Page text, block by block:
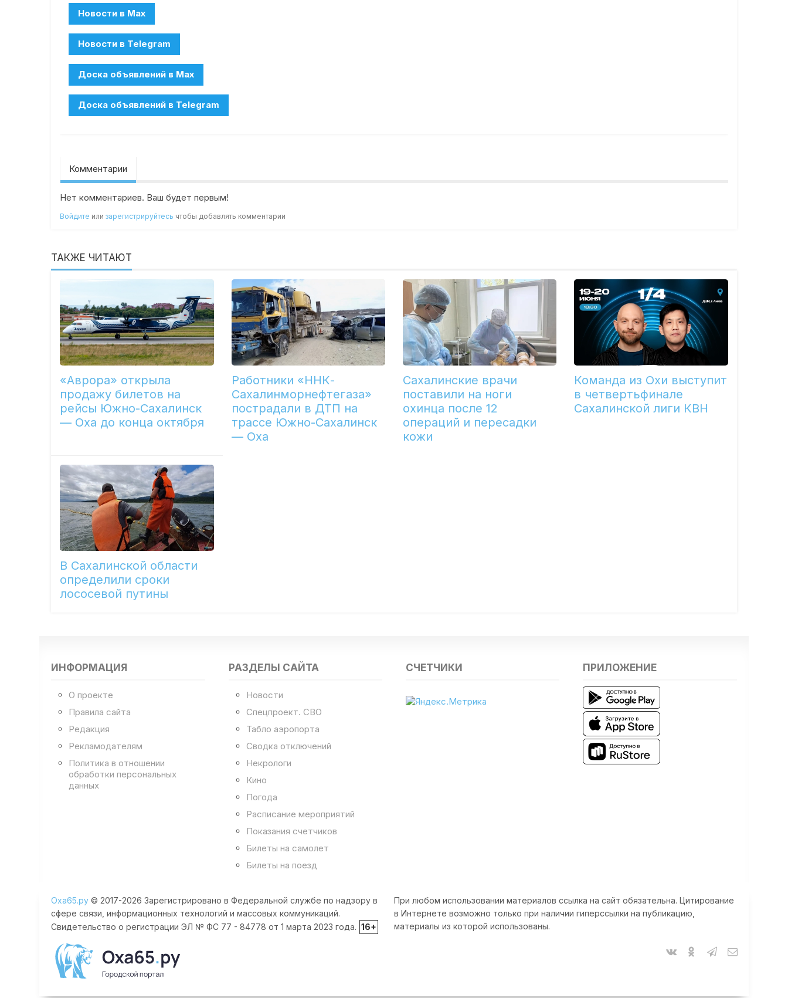
Комментарии
Нет комментариев. Ваш будет первым!
Войдите илизарегистрируйтесь чтобы добавлять комментарии
ТАКЖЕ ЧИТАЮТ
«Аврора» открыла
продажу билетов на
рейсы Южно-Сахалинск
— Оха до конца октября
Работники «ННК-
Сахалинморнефтегаза»
пострадали в ДТП на
трассе Южно-Сахалинск
— Оха
Сахалинские врачи
поставили на ноги
охинца после 12
операций и пересадки
кожи
Команда из Охи выступит
в четвертьфинале
Сахалинской лиги КВН
В Сахалинской области
определили сроки
лососевой путины
ИНФОРМАЦИЯ
О проекте
Правила сайта
Редакция
Рекламодателям
Политика в отношении
обработки персональных
данных
РАЗДЕЛЫ САЙТА
Новости
Спецпроект. СВО
Табло аэропорта
Сводка отключений
Некрологи
Кино
Погода
Расписание мероприятий
Показания счетчиков
Билеты на самолет
Билеты на поезд
СЧЕТЧИКИ ПРИЛОЖЕНИЕ
При любом использовании материалов ссылка на сайт обязательна. Цитирование
в Интернете возможно только при наличии гиперссылки на публикацию,
материалы из которой использованы.
Оха65.ру © 2017-2026 Зарегистрировано в Федеральной службе по надзору в
сфере связи, информационных технологий и массовых коммуникаций.
Свидетельство о регистрации ЭЛ № ФС 77 - 84778 от 1 марта 2023 года. 16+